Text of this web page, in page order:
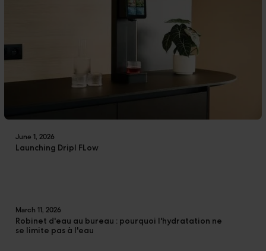
June 1, 2026
Launching Dripl FLow
March 11, 2026
Robinet d'eau au bureau : pourquoi l'hydratation ne
se limite pas à l'eau